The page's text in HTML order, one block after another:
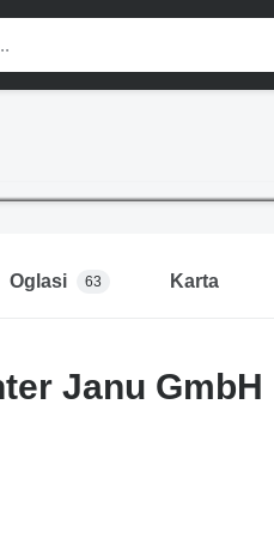
Oglasi 63 Karta
Janu GmbH